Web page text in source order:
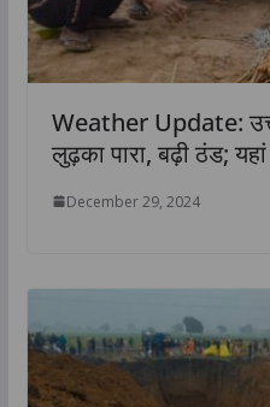
Weather Update:
लुढ़का पारा, बढ़ी ठंड;
December 29, 2024